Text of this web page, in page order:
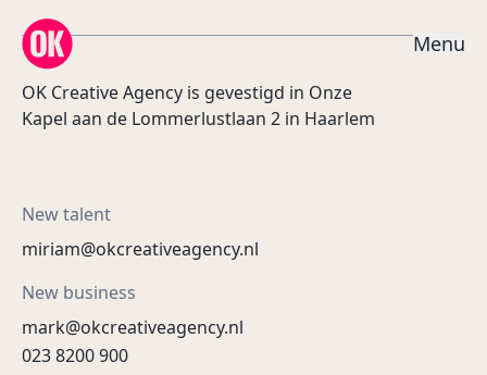
OK Creative Agency
Menu
OK Creative Agency is gevestigd in Onze
Kapel aan de Lommerlustlaan 2 in Haarlem
New talent
miriam@okcreativeagency.nl
New business
mark@okcreativeagency.nl
023 8200 900